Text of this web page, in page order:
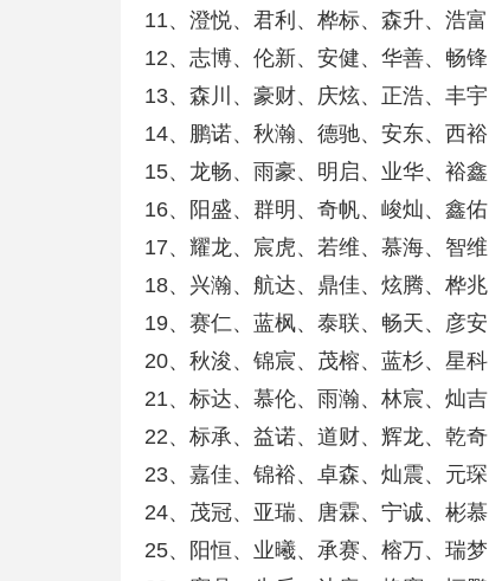
11、澄悦、君利、桦标、森升、浩富
12、志博、伦新、安健、华善、畅锋
13、森川、豪财、庆炫、正浩、丰宇
14、鹏诺、秋瀚、德驰、安东、西裕
15、龙畅、雨豪、明启、业华、裕鑫
16、阳盛、群明、奇帆、峻灿、鑫佑
17、耀龙、宸虎、若维、慕海、智维
18、兴瀚、航达、鼎佳、炫腾、桦兆
19、赛仁、蓝枫、泰联、畅天、彦安
20、秋浚、锦宸、茂榕、蓝杉、星科
21、标达、慕伦、雨瀚、林宸、灿吉
22、标承、益诺、道财、辉龙、乾奇
23、嘉佳、锦裕、卓森、灿震、元琛
24、茂冠、亚瑞、唐霖、宁诚、彬慕
25、阳恒、业曦、承赛、榕万、瑞梦